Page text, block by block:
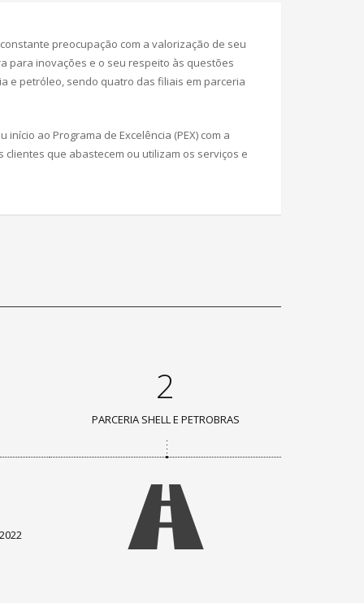
preocupação com a valorização de seu
para inovações e o seu respeito às questões
e petróleo, sendo quatro das filiais em parceria
ao Programa de Excelência (PEX) com a
que abastecem ou utilizam os serviços e
2
PARCERIA SHELL E PETROBRAS